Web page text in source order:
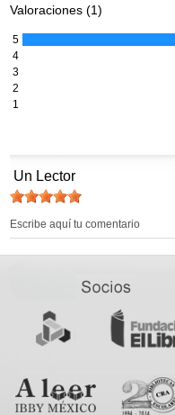
Valoraciones (1)
5
4
3
2
1
Un Lector
Escribe aquí tu comentario